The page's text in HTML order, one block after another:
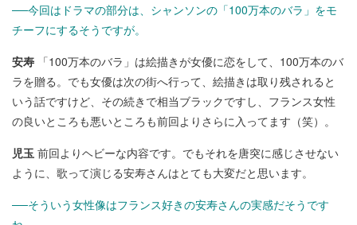
──今回はドラマの部分は、シャンソンの「100万本のバラ」をモ
チーフにするそうですが。
安寿 「100万本のバラ」は絵描きが女優に恋をして、100万本のバ
ラを贈る。でも女優は次の街へ行って、絵描きは取り残されると
いう話ですけど、その続きで相当ブラックですし、フランス女性
の良いところも悪いところも前回よりさらに入ってます（笑）。
児玉 前回よりヘビーな内容です。でもそれを唐突に感じさせない
ように、歌って演じる安寿さんはとても大変だと思います。
──そういう女性像はフランス好きの安寿さんの実感だそうです